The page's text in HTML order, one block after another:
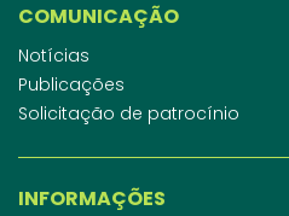
COMUNICAÇÃO
Notícias
Publicações
Solicitação de patrocínio
INFORMAÇÕES